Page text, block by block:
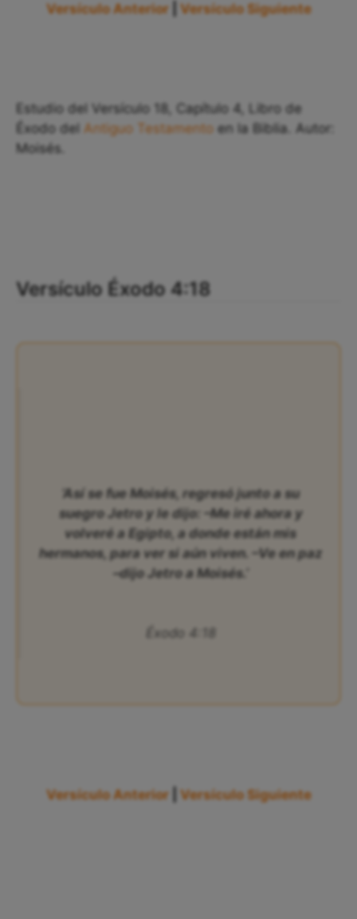
Versículo Anterior Versículo Siguiente
Estudio del Versículo 18, Capítulo 4, Libro de
Éxodo del Antiguo Testamento en la Biblia. Autor:
Moisés.
Versículo Éxodo 4:18
‘Así se fue Moisés, regresó junto a su
suegro Jetro y le dijo: –Me iré ahora y
volveré a Egipto, a donde están mis
hermanos, para ver si aún viven. –Ve en paz
–dijo Jetro a Moisés.’
Éxodo 4:18
Versículo Anterior Versículo Siguiente